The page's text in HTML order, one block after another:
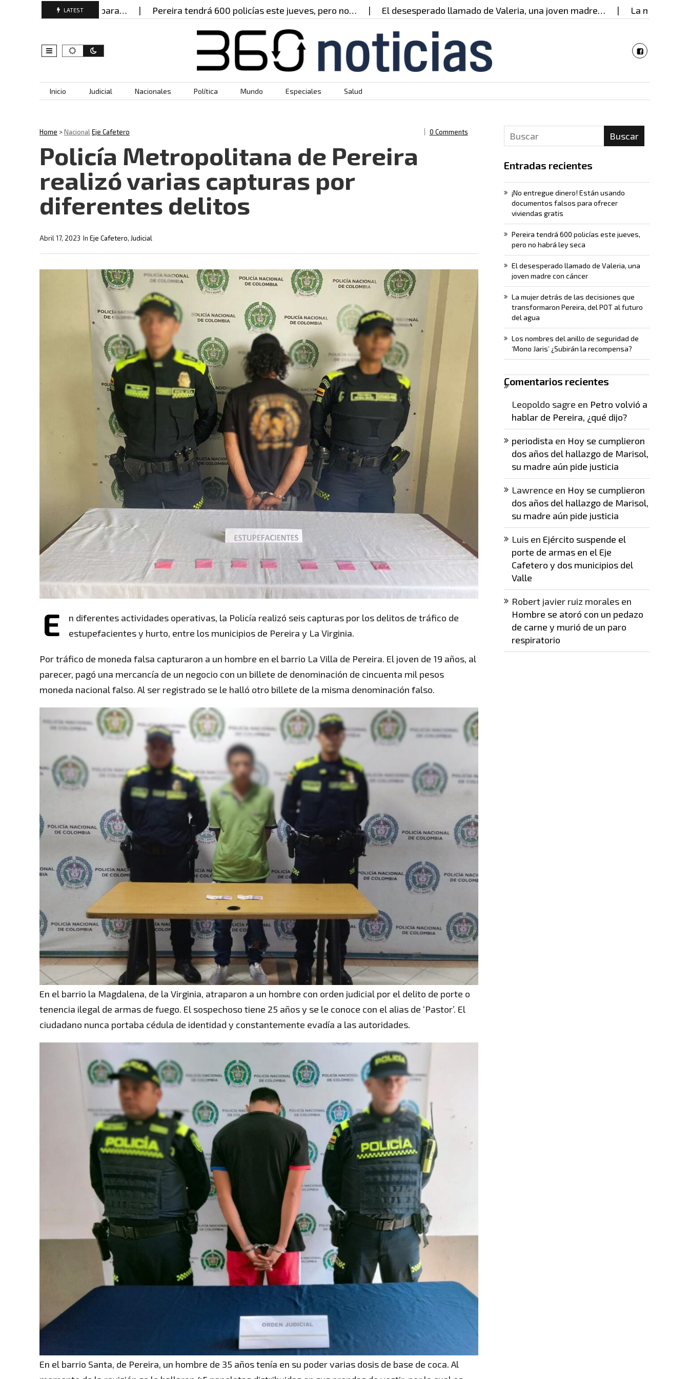
LATEST
falsos para… Pereira tendrá 600 policías este jueves, pero no… El desesperado llamado de Valeria, una joven madre… La mujer detrás de las
Skip to content
Inicio Judicial Nacionales Política Mundo Especiales Salud
Home >NacionalEje Cafetero 0 Comments
Policía Metropolitana de Pereira
realizó varias capturas por
diferentes delitos
In Eje Cafetero, Judicial
Abril 17, 2023
E
n diferentes actividades operativas, la Policía realizó seis capturas por los delitos de tráfico de
estupefacientes y hurto, entre los municipios de Pereira y La Virginia.
Por tráfico de moneda falsa capturaron a un hombre en el barrio La Villa de Pereira. El joven de 19 años, al
parecer, pagó una mercancía de un negocio con un billete de denominación de cincuenta mil pesos
moneda nacional falso. Al ser registrado se le halló otro billete de la misma denominación falso.
En el barrio la Magdalena, de la Virginia, atraparon a un hombre con orden judicial por el delito de porte o
tenencia ilegal de armas de fuego. El sospechoso tiene 25 años y se le conoce con el alias de ‘Pastor’. El
ciudadano nunca portaba cédula de identidad y constantemente evadía a las autoridades.
En el barrio Santa, de Pereira, un hombre de 35 años tenía en su poder varias dosis de base de coca. Al
Buscar
Entradas recientes
¡No entregue dinero! Están usando
documentos falsos para ofrecer
viviendas gratis
Pereira tendrá 600 policías este jueves,
pero no habrá ley seca
El desesperado llamado de Valeria, una
joven madre con cáncer
La mujer detrás de las decisiones que
transformaron Pereira, del POT al futuro
del agua
Los nombres del anillo de seguridad de
‘Mono Jaris’ ¿Subirán la recompensa?
Comentarios recientes
Leopoldo sagre en Petro volvió a
hablar de Pereira, ¿qué dijo?
periodista en Hoy se cumplieron
dos años del hallazgo de Marisol,
su madre aún pide justicia
Lawrence en Hoy se cumplieron
dos años del hallazgo de Marisol,
su madre aún pide justicia
Luisen Ejército suspende el
porte de armas en el Eje
Cafetero y dos municipios del
Valle
Robert javier ruiz moralesen
Hombre se atoró con un pedazo
de carne y murió de un paro
respiratorio